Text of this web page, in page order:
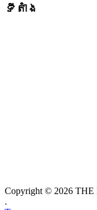
ទីតាំង
Copyright © 2026
.